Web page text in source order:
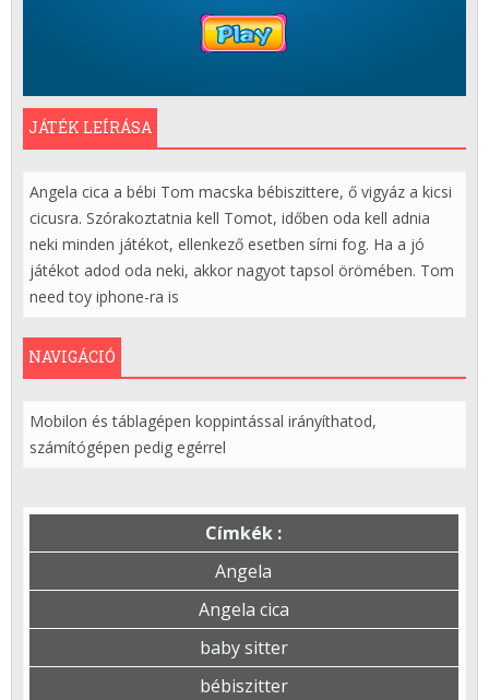
JÁTÉK LEÍRÁSA
Angela cica a bébi Tom macska bébiszittere, ő vigyáz a kicsi
cicusra. Szórakoztatnia kell Tomot, időben oda kell adnia
neki minden játékot, ellenkező esetben sírni fog. Ha a jó
játékot adod oda neki, akkor nagyot tapsol örömében. Tom
need toy iphone-ra is
NAVIGÁCIÓ
Mobilon és táblagépen koppintással irányíthatod,
számítógépen pedig egérrel
Címkék :
Angela
Angela cica
baby sitter
bébiszitter